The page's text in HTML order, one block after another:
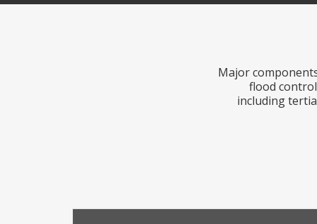
Major
flood
including